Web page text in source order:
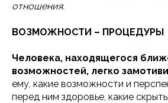
отношения.
ВОЗМОЖНОСТИ – ПРОЦЕДУРЫ
Человека, находящегося
возможностей, легко
ему, какие возможности и
перед ним здоровье, какие